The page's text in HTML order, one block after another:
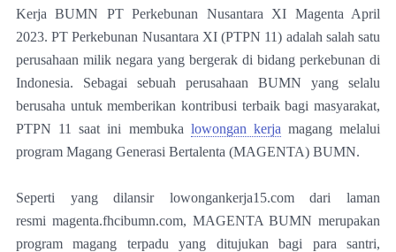
Kerja BUMN PT Perkebunan Nusantara XI Magenta April
2023. PT Perkebunan Nusantara XI (PTPN 11) adalah salah satu
perusahaan milik negara yang bergerak di bidang perkebunan di
Indonesia. Sebagai sebuah perusahaan BUMN yang selalu
berusaha untuk memberikan kontribusi terbaik bagi masyarakat,
PTPN 11 saat ini membuka lowongan kerja magang melalui
program Magang Generasi Bertalenta (MAGENTA) BUMN.
Seperti yang dilansir lowongankerja15.com dari laman
resmi magenta.fhcibumn.com, MAGENTA BUMN merupakan
program magang terpadu yang ditujukan bagi para santri,